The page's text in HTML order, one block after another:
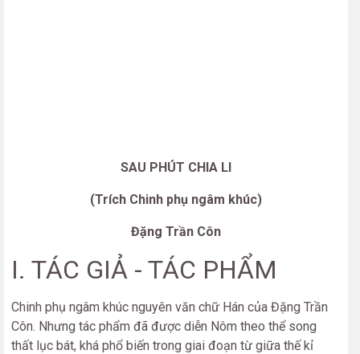
SAU PHÚT CHIA LI
(Trích Chinh phụ ngâm khúc)
Đặng Trần Côn
I. TÁC GIẢ - TÁC PHẨM
Chinh phụ ngâm khúc nguyên văn chữ Hán của Đặng Trần
Côn. Nhưng tác phẩm đã được diễn Nôm theo thể song
thất lục bát, khá phổ biến trong giai đoạn từ giữa thế kỉ